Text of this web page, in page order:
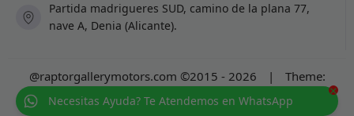
Necesitas Ayuda? Te Atendemos en WhatsApp
×
Partida madrigueres SUD, camino de la plana 77,
nave A, Denia (Alicante).
@raptorgallerymotors.com ©2015 - 2026 |
Theme:
Prosale byfull100ack